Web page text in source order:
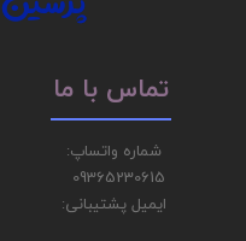
شماره واتساپ:
09365230615
ایمیل پشتیبانی:
تماس با ما